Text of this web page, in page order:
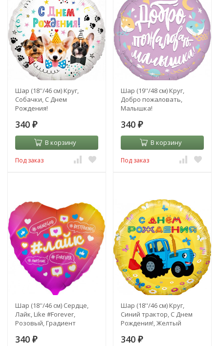
Шар (18''/46 см) Круг,
Собачки, С Днем
Рождения!
340 ₽
В корзину
Под заказ
Шар (19''/48 см) Круг,
Добро пожаловать,
Малышка!
340 ₽
В корзину
Под заказ
Шар (18''/46 см) Сердце,
Лайк, Like #Forever,
Розовый, Градиент
340 ₽
Шар (18''/46 см) Круг,
Синий трактор, С Днем
Рождения!, Желтый
340 ₽